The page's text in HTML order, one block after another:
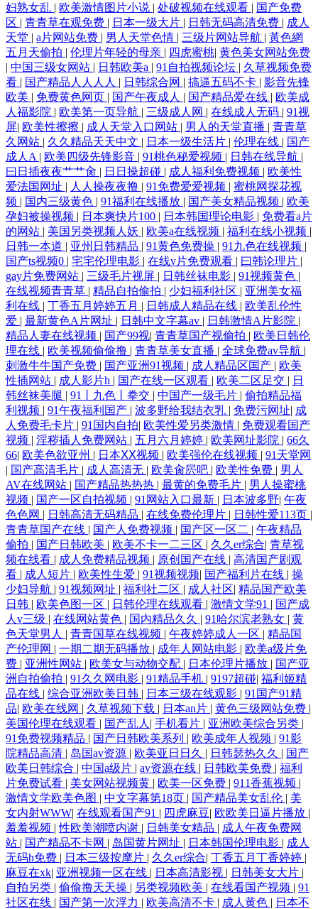
妇熟女乱 | 欧美激情图片小说 | 处破视频在线观看 | 国产免费
区 | 青青草在观免费 | 日本一级大片 | 日韩无码高清免费 | 成人
天堂 | a片网站免费 | 男人天堂色情 | 三级片网站导航 | 黃色網
五月天偷拍 | 伦理片年轻的母亲 | 四虎蜜桃| 黄色美女网站免费
| 中国三级女网站 | 日韩欧美a | 91自拍视频论坛 | 久草视频免费
看 | 国产精品人人人人 | 日韩综合网 | 搞逼五码不卡 | 影音先锋
欧美 | 免费黄色网页 | 国产午夜成人 | 国产精品爱在线 | 欧美成
人福影院 | 欧美第一页导航 | 三级成人网 | 在线成人无码 | 91视
屏| 欧美性擦擦 | 成人天堂入口网站 | 男人的天堂直播 | 青青草
久网站 | 久久精品天天中文 | 日本一级生活片 | 伦理在线 | 国产
成人A | 欧美四级先锋影音 | 91桃色秘爱视频 | 日韩在线导航 |
曰日插夜夜艹艹肏 | 日日操超碰 | 成人福利免费视频 | 欧美性
爱法国网址 | 人人操夜夜撸 | 91免费爱爱视频 | 蜜桃网探花视
频 | 国内三级黄色 | 91福利在线播放 | 国产美女精品视频 | 欧美
孕妇被操视频 | 日本爽快片100 | 日本韩国理论电影 | 免费看a片
的网站 | 美国另类视频人妖 | 欧美a在线视频 | 福利在线小视频 |
日韩一本道 | 亚州日韩精品 | 91黄色免费操 | 91九色在线视频 |
国产ts视频0 | 宅宅伦理电影 | 在线v片免费观看 | 曰韩论理片 |
gay片免费网站 | 三级毛片视屏 | 日韩丝袜电影 | 91视频黄色 |
在线视频青青草 | 精品自拍偷拍 | 少妇福利社区 | 亚洲美女福
利在线 | 丁香五月婷婷五月 | 日韩成人精品在线 | 欧美乱伦性
爱 | 最新黄色A片网址 | 日韩中文字幕av | 日韩激情A片影院 |
精品人妻在线视频 | 国产99视| 青青草国产视偷拍 | 欧美日韩伦
理在线 | 欧美视频偷偷撸 | 青青草美女直播 | 全球免费av导航 |
刺激牛牛国产免费 | 国产亚洲91视频 | 成人精品区国产 | 欧美
性插网站 | 成人影片h | 国产在线一区观看 | 欧美二区足交 | 日
韩丝袜美腿 | 91丨九色丨拳交 | 中国产一级毛片 | 偷拍精品福
利视频 | 91午夜福利国产 | 波多野给我结衣乳 | 免费污网址| 成
人免费毛卡片 | 91国内自拍| 欧美性爱另类激情 | 免费观看国产
视频 | 淫秽插人免费网站 | 五月六月婷婷 | 欧美网址影院 | 66久
66| 欧美色欲亚州 | 日本ⅩⅩ视频 | 欧美强伦在线视频 | 91天堂网
| 国产高清毛片 | 成人高清无 | 欧美肏屄吧 | 欧美性免费 | 男人
AV在线网站 | 国产精品热热热 | 最黄的免费毛片 | 男人操蜜桃
视频 | 国产一区自拍视频 | 91网站入口最新 | 日本波多野| 午夜
色色网 | 日韩高清无码精品 | 在线免费伦理片 | 日韩性爱113页 |
青青草国产在线 | 国产人免费视频 | 国产区一区二 | 午夜精品
偷拍 | 国产日韩欧美 | 欧美不卡一二三区 | 久久er综合| 青草视
频在线看 | 成人免费精品视频 | 原创国产在线 | 高清国产剧观
看 | 成人短片 | 欧美性生爱 | 91视频视频| 国产福利片在线 | 操
少妇导航 | 91视频网址 | 福利社二区 | 成人社区| 精品国产欧美
日韩 | 欧美色图一区 | 日韩伦理在线观看 | 激情文学91 | 国产成
人v三级 | 在线网站黄色 | 国内精品久久 | 91哈尔滨老熟女 | 黄
色天堂男人 | 青青国草在线视频 | 午夜婷婷成人一区 | 精品国
产伦理网 | 一期二期无码播放 | 成年人网站电影 | 欧美a级片免
费 | 亚洲性网站 | 欧美女与动物交配 | 日本伦理片播放 | 国产亚
洲自拍偷拍 | 91久久网电影 | 91精品手机 | 9197超碰| 福利姬精
品在线 | 综合亚洲欧美日韩 | 日本三级在线观影 | 91国产91精
品| 欧美在线网 | 久草视频下载 | 日本an片 | 黄色三级网站免费 |
美国伦理在线观看 | 国产乱人 | 手机看片 | 亚洲欧美综合另类 |
91免费视频精品 | 国产日韩欧美系列 | 欧美成年人视频 | 91影
院精品高清 | 岛国av资源 | 欧美亚日日久 | 日韩瑟热久久 | 国产
欧美日韩综合 | 中国a级片 | av资源在线 | 日韩欧美免费 | 福利
片免费试看 | 美女网站视频黄 | 欧美一区免费 | 911香蕉视频 |
激情文学欧美色图 | 中文字幕第18页 | 国产精品美女乱伦 | 美
女内射WWW| 在线观看国产91 | 四虎麻豆| 欧欧美日逼片播放 |
羞羞视频 |性欧美潮喷内谢 | 日韩美女精品 | 成人午夜免费网
站 | 国产精品不卡网 | 岛国黄片网址 | 日本韩国伦理电影 | 成人
无码h免费 | 日本三级按摩片 | 久久er综合| 丁香五月丁香婷婷 |
麻豆在xk| 亚洲视频一区在线 | 日本高清影视 | 日韩美女大片 |
自拍另类 | 偷偷撸天天操 | 另类视频欧美 | 在线看国产视频 | 91
社区在线 | 国产第一次浮力 | 欧美高清不卡 | 成人黄色 | 日本不